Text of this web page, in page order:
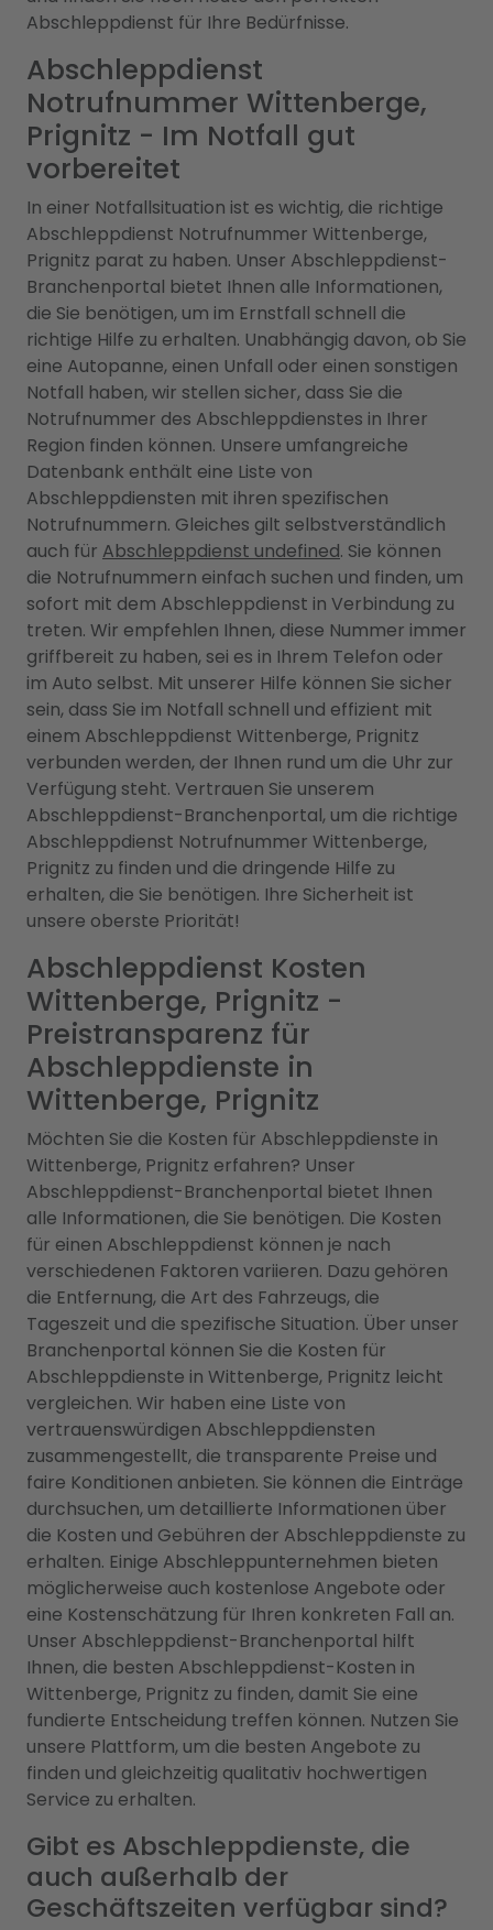
Abschleppdienst für Ihre Bedürfnisse.
Abschleppdienst
Notrufnummer Wittenberge,
Prignitz - Im Notfall gut
vorbereitet
In einer Notfallsituation ist es wichtig, die richtige
Abschleppdienst Notrufnummer Wittenberge,
Prignitz parat zu haben. Unser Abschleppdienst-
Branchenportal bietet Ihnen alle Informationen,
die Sie benötigen, um im Ernstfall schnell die
richtige Hilfe zu erhalten. Unabhängig davon, ob Sie
eine Autopanne, einen Unfall oder einen sonstigen
Notfall haben, wir stellen sicher, dass Sie die
Notrufnummer des Abschleppdienstes in Ihrer
Region finden können. Unsere umfangreiche
Datenbank enthält eine Liste von
Abschleppdiensten mit ihren spezifischen
Notrufnummern. Gleiches gilt selbstverständlich
auch für Abschleppdienst undefined. Sie können
die Notrufnummern einfach suchen und finden, um
sofort mit dem Abschleppdienst in Verbindung zu
treten. Wir empfehlen Ihnen, diese Nummer immer
griffbereit zu haben, sei es in Ihrem Telefon oder
im Auto selbst. Mit unserer Hilfe können Sie sicher
sein, dass Sie im Notfall schnell und effizient mit
einem Abschleppdienst Wittenberge, Prignitz
verbunden werden, der Ihnen rund um die Uhr zur
Verfügung steht. Vertrauen Sie unserem
Abschleppdienst-Branchenportal, um die richtige
Abschleppdienst Notrufnummer Wittenberge,
Prignitz zu finden und die dringende Hilfe zu
erhalten, die Sie benötigen. Ihre Sicherheit ist
unsere oberste Priorität!
Abschleppdienst Kosten
Wittenberge, Prignitz -
Preistransparenz für
Abschleppdienste in
Wittenberge, Prignitz
Möchten Sie die Kosten für Abschleppdienste in
Wittenberge, Prignitz erfahren? Unser
Abschleppdienst-Branchenportal bietet Ihnen
alle Informationen, die Sie benötigen. Die Kosten
für einen Abschleppdienst können je nach
verschiedenen Faktoren variieren. Dazu gehören
die Entfernung, die Art des Fahrzeugs, die
Tageszeit und die spezifische Situation. Über unser
Branchenportal können Sie die Kosten für
Abschleppdienste in Wittenberge, Prignitz leicht
vergleichen. Wir haben eine Liste von
vertrauenswürdigen Abschleppdiensten
zusammengestellt, die transparente Preise und
faire Konditionen anbieten. Sie können die Einträge
durchsuchen, um detaillierte Informationen über
die Kosten und Gebühren der Abschleppdienste zu
erhalten. Einige Abschleppunternehmen bieten
möglicherweise auch kostenlose Angebote oder
eine Kostenschätzung für Ihren konkreten Fall an.
Unser Abschleppdienst-Branchenportal hilft
Ihnen, die besten Abschleppdienst-Kosten in
Wittenberge, Prignitz zu finden, damit Sie eine
fundierte Entscheidung treffen können. Nutzen Sie
unsere Plattform, um die besten Angebote zu
finden und gleichzeitig qualitativ hochwertigen
Service zu erhalten.
Gibt es Abschleppdienste, die
auch außerhalb der
Geschäftszeiten verfügbar sind?